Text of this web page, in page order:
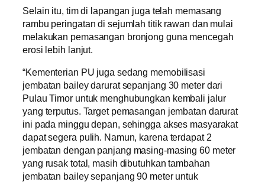
Selain itu, tim di lapangan juga telah memasang
rambu peringatan di sejumlah titik rawan dan mulai
melakukan pemasangan bronjong guna mencegah
erosi lebih lanjut.
“Kementerian PU juga sedang memobilisasi
jembatan bailey darurat sepanjang 30 meter dari
Pulau Timor untuk menghubungkan kembali jalur
yang terputus. Target pemasangan jembatan darurat
ini pada minggu depan, sehingga akses masyarakat
dapat segera pulih. Namun, karena terdapat 2
jembatan dengan panjang masing-masing 60 meter
yang rusak total, masih dibutuhkan tambahan
jembatan bailey sepanjang 90 meter untuk